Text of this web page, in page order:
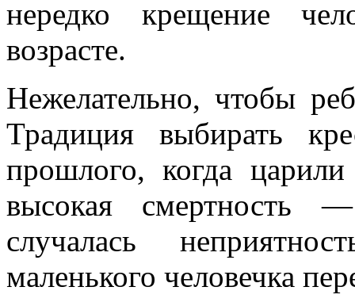
нередко крещение
возрасте.
Нежелательно, чтобы
Традиция выбирать
прошлого, когда
высокая
случалась
маленького человечка